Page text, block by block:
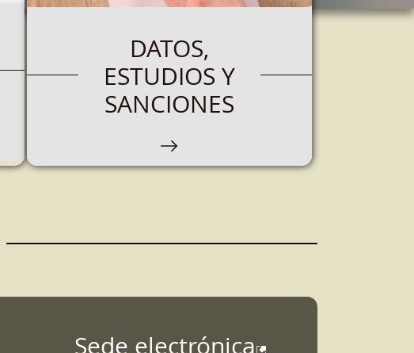
DATOS,
ESTUDIOS Y
SANCIONES
Sede electrónica